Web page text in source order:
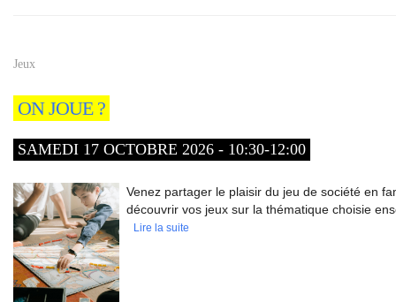
Jeux
ON JOUE ?
SAMEDI 17 OCTOBRE 2026 - 10:30-12:00
Venez partager le plaisir du jeu de société en
découvrir vos jeux sur la thématique choisie
Lire la suite